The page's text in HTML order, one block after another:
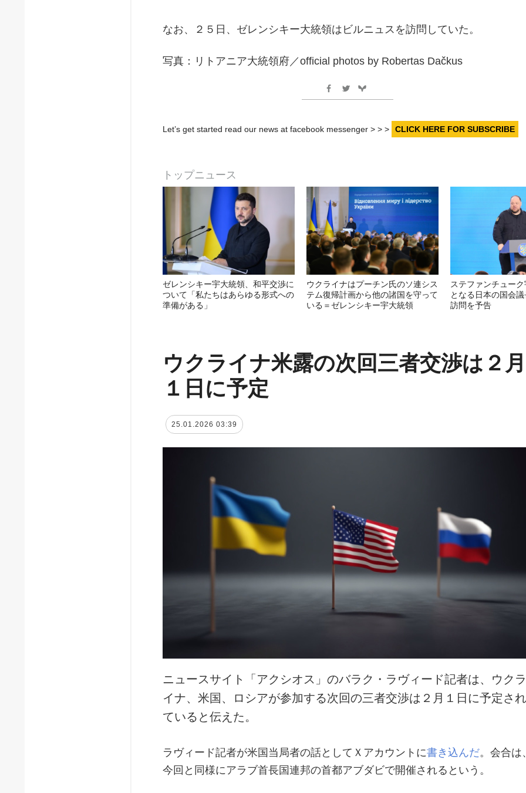
なお、２５日、ゼレンシキー大統領はビルニュスを訪問していた。
写真：リトアニア大統領府／official photos by Robertas Dačkus
Let’s get started read our news at facebook messenger > > > CLICK HERE FOR SUBSCRIBE
トップニュース
ゼレンシキー宇大統領、和平交渉に
ついて「私たちはあらゆる形式への
準備がある」
ウクライナはプーチン氏のソ連シス
テム復帰計画から他の諸国を守って
いる＝ゼレンシキー宇大統領
ステファンチュー
となる日本の国会
訪問を予告
ウクライナ米露の次回三者交渉は２月
１日に予定
25.01.2026 03:39
ニュースサイト「アクシオス」のバラク・ラヴィード記者は、ウクラ
イナ、米国、ロシアが参加する次回の三者交渉は２月１日に予定され
ていると伝えた。
ラヴィード記者が米国当局者の話としてＸアカウントに書き込んだ。会合は
今回と同様にアラブ首長国連邦の首都アブダビで開催されるという。